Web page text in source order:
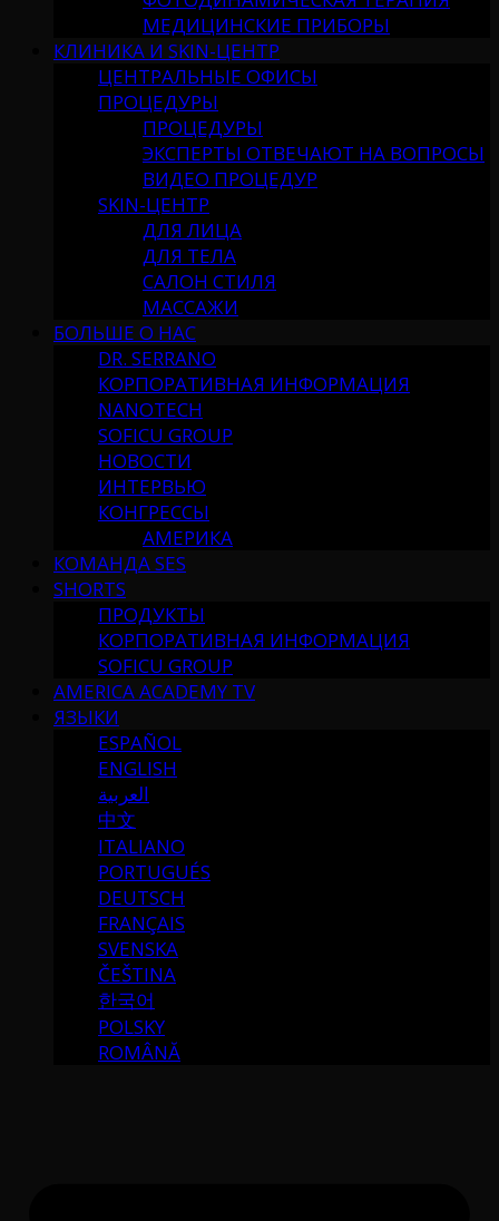
МЕДИЦИНСКИЕ ПРИБОРЫ
КЛИНИКА И SKIN-ЦЕНТР
ЦЕНТРАЛЬНЫЕ ОФИСЫ
ПРОЦЕДУРЫ
ПРОЦЕДУРЫ
ЭКСПЕРТЫ ОТВЕЧАЮТ НА ВОПРОСЫ
ВИДЕО ПРОЦЕДУР
SKIN-ЦЕНТР
ДЛЯ ЛИЦА
ДЛЯ ТЕЛА
САЛОН СТИЛЯ
МАССАЖИ
БОЛЬШЕ О НАС
DR. SERRANO
КОРПОРАТИВНАЯ ИНФОРМАЦИЯ
NANOTECH
SOFICU GROUP
НОВОСТИ
ИНТЕРВЬЮ
КОНГРЕССЫ
АМЕРИКА
КОМАНДА SES
SHORTS
ПРОДУКТЫ
КОРПОРАТИВНАЯ ИНФОРМАЦИЯ
SOFICU GROUP
AMERICA ACADEMY TV
ЯЗЫКИ
ESPAÑOL
ENGLISH
العربية
中文
ITALIANO
PORTUGUÉS
DEUTSCH
FRANÇAIS
SVENSKA
ČEŠTINA
한국어
POLSKY
ROMÂNĂ